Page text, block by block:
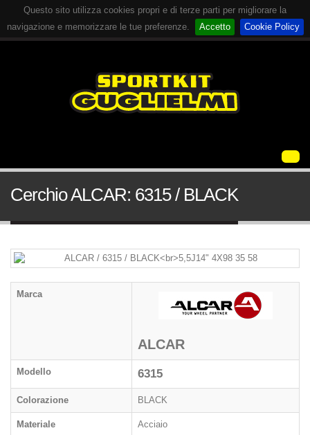
Questo sito utilizza cookies propri e di terze parti per migliorare la
navigazione e memorizzare le tue preferenze.
Accetto Cookie Policy
Cerchio ALCAR: 6315 / BLACK
Marca
ALCAR
Modello 6315
Colorazione BLACK
Materiale Acciaio